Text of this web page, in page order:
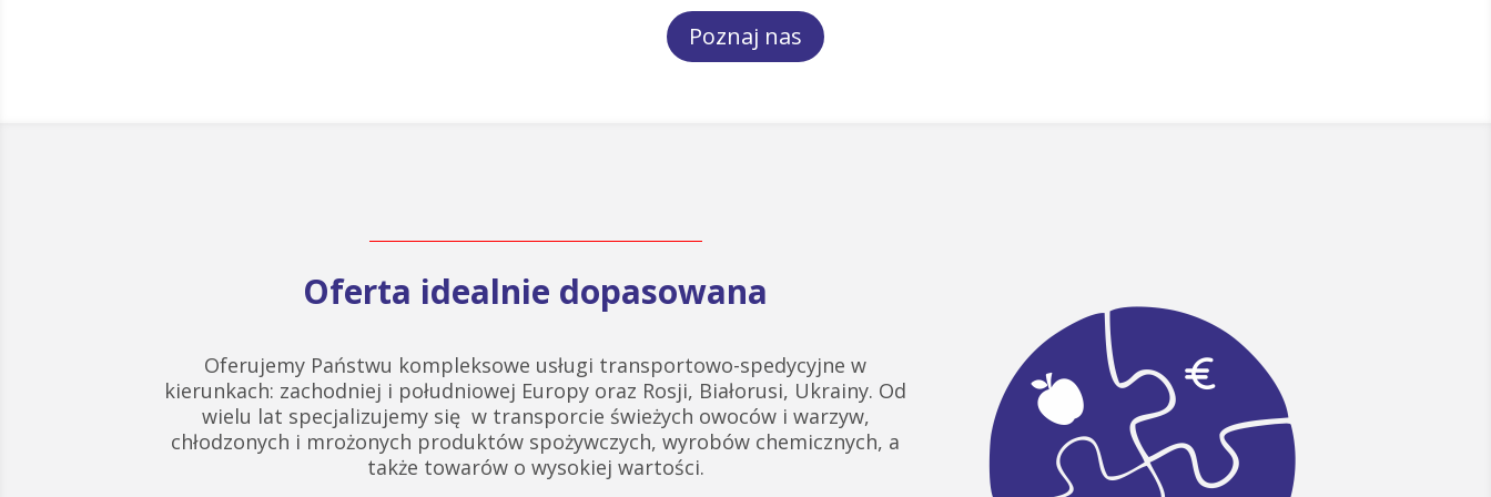
Poznaj nas
Oferta idealnie dopasowana
Oferujemy Państwu kompleksowe usługi transportowo-spedycyjne w
kierunkach: zachodniej i południowej Europy oraz Rosji, Białorusi, Ukrainy. Od
wielu lat specjalizujemy się w transporcie świeżych owoców i warzyw,
chłodzonych i mrożonych produktów spożywczych, wyrobów chemicznych, a
także towarów o wysokiej wartości.